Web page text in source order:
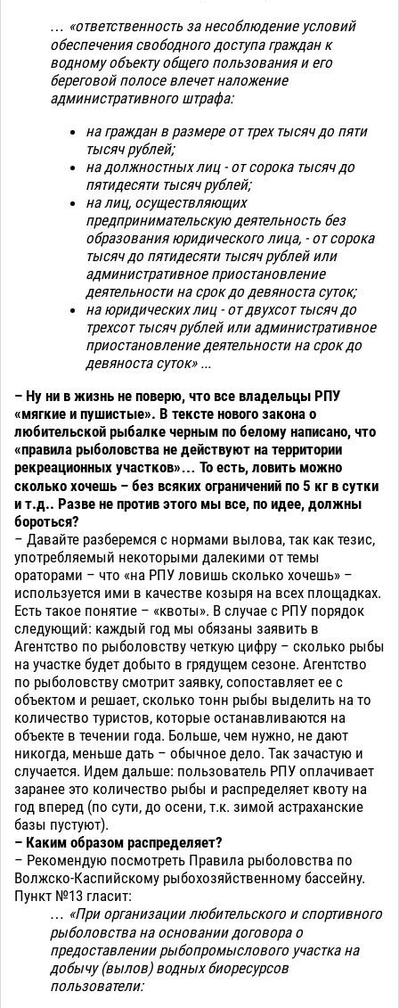
… «ответственность за несоблюдение условий
обеспечения свободного доступа граждан к
водному объекту общего пользования и его
береговой полосе влечет наложение
административного штрафа:
на граждан в размере от трех тысяч до пяти
тысяч рублей;
на должностных лиц - от сорока тысяч до
пятидесяти тысяч рублей;
на лиц, осуществляющих
предпринимательскую деятельность без
образования юридического лица, - от сорока
тысяч до пятидесяти тысяч рублей или
административное приостановление
деятельности на срок до девяноста суток;
на юридических лиц - от двухсот тысяч до
трехсот тысяч рублей или административное
приостановление деятельности на срок до
девяноста суток» ...
– Ну ни в жизнь не поверю, что все владельцы РПУ
«мягкие и пушистые». В тексте нового закона о
любительской рыбалке черным по белому написано, что
«правила рыболовства не действуют на территории
рекреационных участков»… То есть, ловить можно
сколько хочешь – без всяких ограничений по 5 кг в сутки
и т.д.. Разве не против этого мы все, по идее, должны
бороться?
– Давайте разберемся с нормами вылова, так как тезис,
употребляемый некоторыми далекими от темы
ораторами – что «на РПУ ловишь сколько хочешь» –
используется ими в качестве козыря на всех площадках.
Есть такое понятие – «квоты». В случае с РПУ порядок
следующий: каждый год мы обязаны заявить в
Агентство по рыболовству четкую цифру – сколько рыбы
на участке будет добыто в грядущем сезоне. Агентство
по рыболовству смотрит заявку, сопоставляет ее с
объектом и решает, сколько тонн рыбы выделить на то
количество туристов, которые останавливаются на
объекте в течении года. Больше, чем нужно, не дают
никогда, меньше дать – обычное дело. Так зачастую и
случается. Идем дальше: пользователь РПУ оплачивает
заранее это количество рыбы и распределяет квоту на
год вперед (по сути, до осени, т.к. зимой астраханские
базы пустуют).
– Каким образом распределяет?
– Рекомендую посмотреть Правила рыболовства по
Волжско-Каспийскому рыбохозяйственному бассейну.
Пункт №13 гласит:
… «При организации любительского и спортивного
рыболовства на основании договора о
предоставлении рыбопромыслового участка на
добычу (вылов) водных биоресурсов
пользователи: